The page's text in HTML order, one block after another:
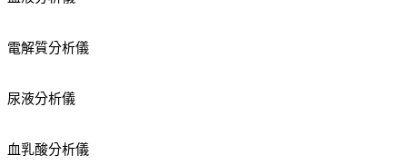
電解質分析儀
尿液分析儀
血乳酸分析儀